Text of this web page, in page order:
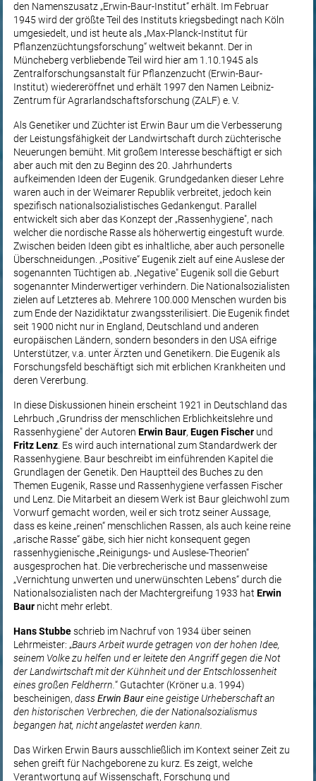
den Namenszusatz „Erwin-Baur-Institut“ erhält. Im Februar
1945 wird der größte Teil des Instituts kriegsbedingt nach Köln
umgesiedelt, und ist heute als „Max-Planck-Institut für
Pflanzenzüchtungsforschung“ weltweit bekannt. Der in
Müncheberg verbliebende Teil wird hier am 1.10.1945 als
Zentralforschungsanstalt für Pflanzenzucht (Erwin-Baur-
Institut) wiedereröffnet und erhält 1997 den Namen Leibniz-
Zentrum für Agrarlandschaftsforschung (ZALF) e. V.
Als Genetiker und Züchter ist Erwin Baur um die Verbesserung
der Leistungsfähigkeit der Landwirtschaft durch züchterische
Neuerungen bemüht. Mit großem Interesse beschäftigt er sich
aber auch mit den zu Beginn des 20. Jahrhunderts
aufkeimenden Ideen der Eugenik. Grundgedanken dieser Lehre
waren auch in der Weimarer Republik verbreitet, jedoch kein
spezifisch nationalsozialistisches Gedankengut. Parallel
entwickelt sich aber das Konzept der „Rassenhygiene", nach
welcher die nordische Rasse als höherwertig eingestuft wurde.
Zwischen beiden Ideen gibt es inhaltliche, aber auch personelle
Überschneidungen. „Positive“ Eugenik zielt auf eine Auslese der
sogenannten Tüchtigen ab. „Negative" Eugenik soll die Geburt
sogenannter Minderwertiger verhindern. Die Nationalsozialisten
zielen auf Letzteres ab. Mehrere 100.000 Menschen wurden bis
zum Ende der Nazidiktatur zwangssterilisiert. Die Eugenik findet
seit 1900 nicht nur in England, Deutschland und anderen
europäischen Ländern, sondern besonders in den USA eifrige
Unterstützer, v.a. unter Ärzten und Genetikern. Die Eugenik als
Forschungsfeld beschäftigt sich mit erblichen Krankheiten und
deren Vererbung.
In diese Diskussionen hinein erscheint 1921 in Deutschland das
Lehrbuch „Grundriss der menschlichen Erblichkeitslehre und
Rassenhygiene" der AutorenErwin Baur,Eugen Fischer und
Fritz Lenz . Es wird auch international zum Standardwerk der
Rassenhygiene. Baur beschreibt im einführenden Kapitel die
Grundlagen der Genetik. Den Hauptteil des Buches zu den
Themen Eugenik, Rasse und Rassenhygiene verfassen Fischer
und Lenz. Die Mitarbeit an diesem Werk ist Baur gleichwohl zum
Vorwurf gemacht worden, weil er sich trotz seiner Aussage,
dass es keine „reinen“ menschlichen Rassen, als auch keine reine
„arische Rasse“ gäbe, sich hier nicht konsequent gegen
rassenhygienische „Reinigungs- und Auslese-Theorien“
ausgesprochen hat. Die verbrecherische und massenweise
„Vernichtung unwerten und unerwünschten Lebens“ durch die
Nationalsozialisten nach der Machtergreifung 1933 hatErwin
Baur nicht mehr erlebt.
Hans Stubbeschrieb im Nachruf von 1934 über seinen
Lehrmeister: „Baurs Arbeit wurde getragen von der hohen Idee,
seinem Volke zu helfen und er leitete den Angriff gegen die Not
der Landwirtschaft mit der Kühnheit und der Entschlossenheit
eines großen Feldherrn.“ Gutachter (Kröner u.a. 1994)
bescheinigen,dassErwin Baureine geistige Urheberschaft an
den historischen Verbrechen, die der Nationalsozialismus
begangen hat, nicht angelastet werden kann.
Das Wirken Erwin Baurs ausschließlich im Kontext seiner Zeit zu
sehen greift für Nachgeborene zu kurz. Es zeigt, welche
Verantwortung auf Wissenschaft, Forschung und